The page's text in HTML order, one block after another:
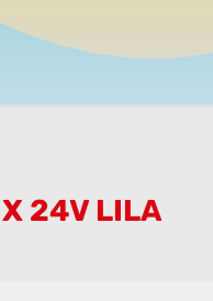
24V LILA